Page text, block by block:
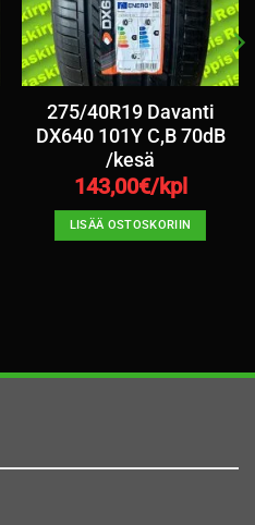
275/40R19 Davanti
DX640 101Y C,B 70dB
/kesä
143,00€/kpl
LISÄÄ OSTOSKORIIN